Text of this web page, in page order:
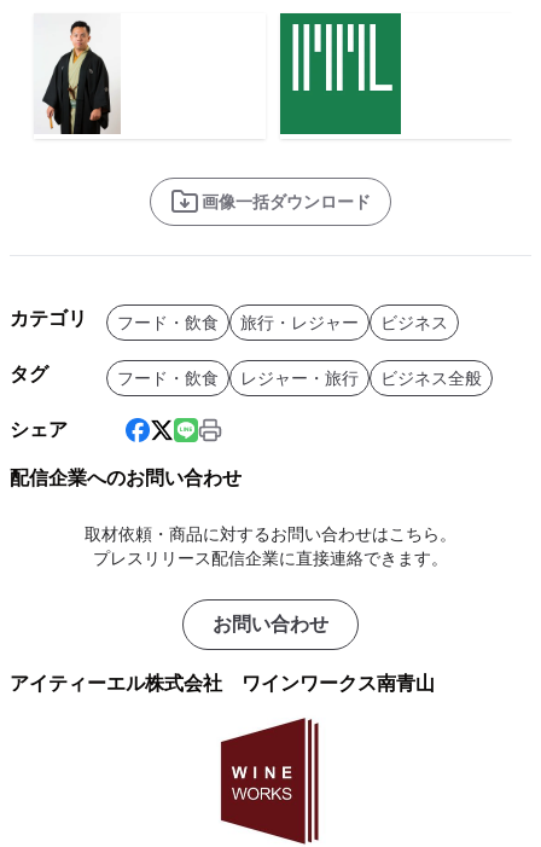
画像一括ダウンロード
カテゴリ フード・飲食 旅行・レジャー ビジネス
タグ フード・飲食 レジャー・旅行 ビジネス全般
シェア
配信企業へのお問い合わせ
取材依頼・商品に対するお問い合わせはこちら。
プレスリリース配信企業に直接連絡できます。
お問い合わせ
アイティーエル株式会社 ワインワークス南青山